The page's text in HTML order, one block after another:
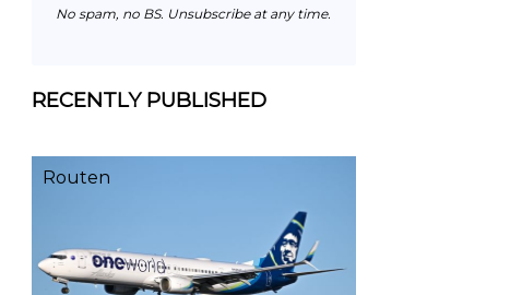
No spam, no BS. Unsubscribe at any time.
RECENTLY PUBLISHED
Routen